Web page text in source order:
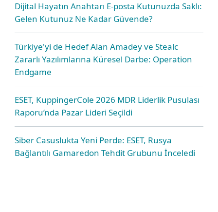
Dijital Hayatın Anahtarı E-posta Kutunuzda Saklı:
Gelen Kutunuz Ne Kadar Güvende?
Türkiye'yi de Hedef Alan Amadey ve Stealc
Zararlı Yazılımlarına Küresel Darbe: Operation
Endgame
ESET, KuppingerCole 2026 MDR Liderlik Pusulası
Raporu’nda Pazar Lideri Seçildi
Siber Casuslukta Yeni Perde: ESET, Rusya
Bağlantılı Gamaredon Tehdit Grubunu İnceledi